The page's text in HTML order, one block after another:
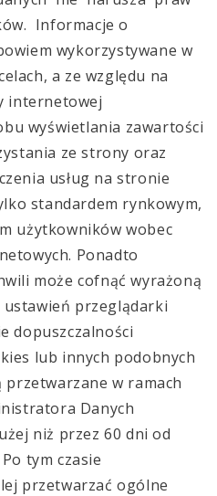
Informacje o
wykorzystywane w
a ze względu na
internetowej
wyświetlania zawartości
ze strony oraz
usług na stronie
standardem rynkowym,
użytkowników wobec
Ponadto
może cofnąć wyrażoną
przeglądarki
dopuszczalności
lub innych podobnych
w ramach
Danych
niż przez 60 dni od
tym czasie
przetwarzać ogólne